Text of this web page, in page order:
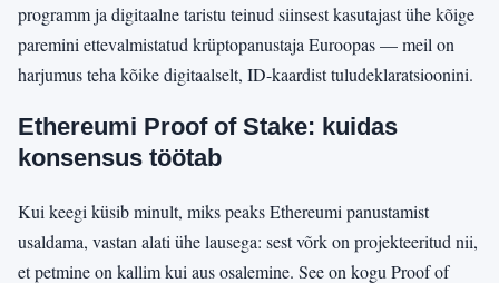
programm ja digitaalne taristu teinud siinsest kasutajast ühe kõige
paremini ettevalmistatud krüptopanustaja Euroopas — meil on
harjumus teha kõike digitaalselt, ID-kaardist tuludeklaratsioonini.
Ethereumi Proof of Stake: kuidas
konsensus töötab
Kui keegi küsib minult, miks peaks Ethereumi panustamist
usaldama, vastan alati ühe lausega: sest võrk on projekteeritud nii,
et petmine on kallim kui aus osalemine. See on kogu Proof of